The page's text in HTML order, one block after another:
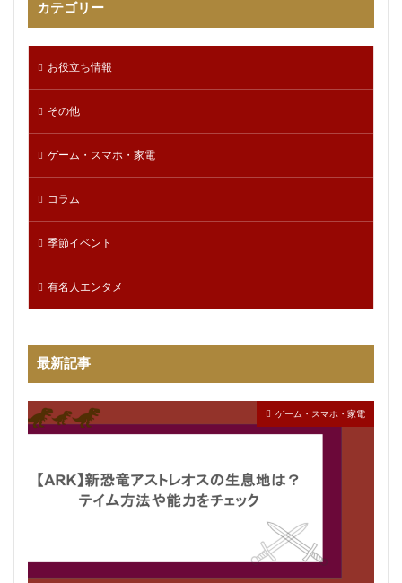
カテゴリー
お役立ち情報
その他
ゲーム・スマホ・家電
コラム
季節イベント
有名人エンタメ
最新記事
ゲーム・スマホ・家電